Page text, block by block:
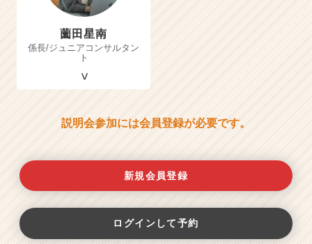
薗田星南
係長/ジュニアコンサルタン
ト
説明会参加には会員登録が必要です。
新規会員登録
ログインして予約